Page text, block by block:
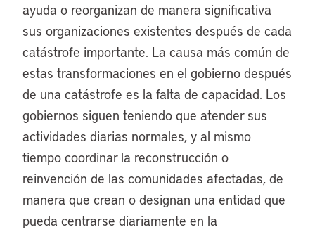
ayuda o reorganizan de manera significativa
sus organizaciones existentes después de cada
catástrofe importante. La causa más común de
estas transformaciones en el gobierno después
de una catástrofe es la falta de capacidad. Los
gobiernos siguen teniendo que atender sus
actividades diarias normales, y al mismo
tiempo coordinar la reconstrucción o
reinvención de las comunidades afectadas, de
manera que crean o designan una entidad que
pueda centrarse diariamente en la